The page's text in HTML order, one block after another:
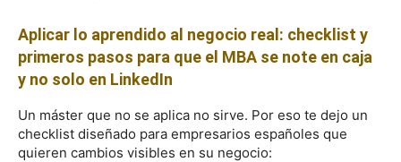
Aplicar lo aprendido al negocio real: checklist y
primeros pasos para que el MBA se note en caja
y no solo en LinkedIn
Un máster que no se aplica no sirve. Por eso te dejo un
checklist diseñado para empresarios españoles que
quieren cambios visibles en su negocio: